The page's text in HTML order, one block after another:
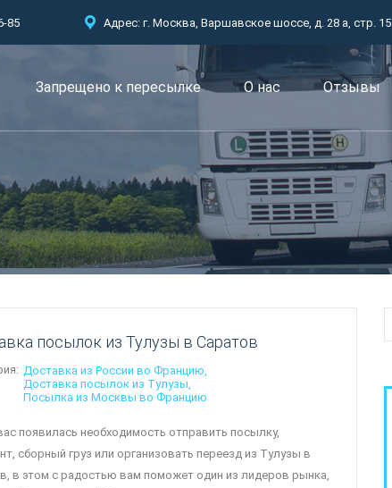
85 Адрес: г. Москва, Варшавское шоссе, д. 28 а, стр. 15
Запрещено к пересылкe О нас Отзывы
посылок из Тулузы в Саратов
Доставка из России во Францию
Доставка посылок из Тулузы
Посылка из Москвы во Францию
появилась необходимость отправить посылку,
сборный груз или организовать переезд из Тулузы в
в этом с радостью вам поможет один из лидеров рынка,